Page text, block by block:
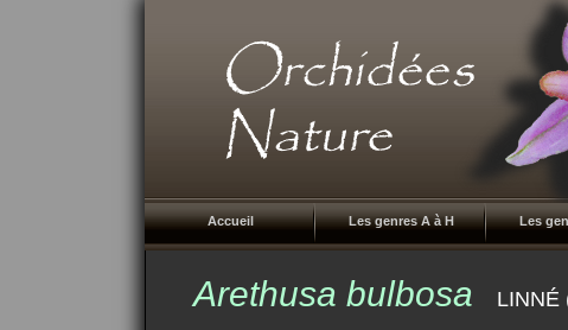
Accueil Les genres A à H Les
Arethusa bulbosa LINNÉ